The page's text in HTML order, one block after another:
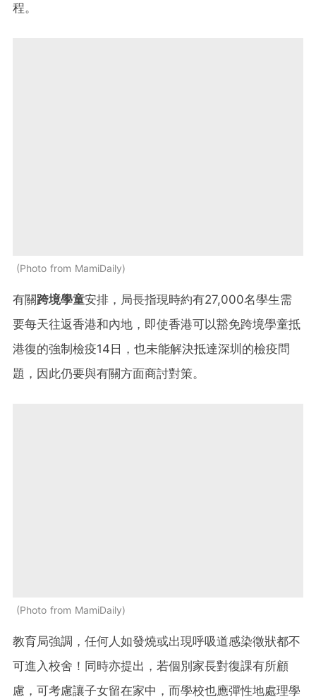
程。
Photo from MamiDaily
有關跨境學童安排，局長指現時約有27,000名學生需
要每天往返香港和內地，即使香港可以豁免跨境學童抵
港復的強制檢疫14日，也未能解決抵達深圳的檢疫問
題，因此仍要與有關方面商討對策。
Photo from MamiDaily
教育局強調，任何人如發燒或出現呼吸道感染徵狀都不
可進入校舍！同時亦提出，若個別家長對復課有所顧
慮，可考慮讓子女留在家中，而學校也應彈性地處理學